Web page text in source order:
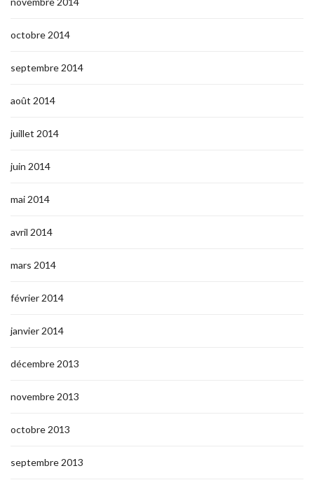
octobre 2014
septembre 2014
août 2014
juillet 2014
juin 2014
mai 2014
avril 2014
mars 2014
février 2014
janvier 2014
décembre 2013
novembre 2013
octobre 2013
septembre 2013